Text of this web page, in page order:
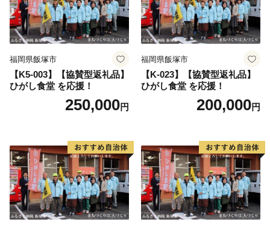
福岡県飯塚市
【K5-003】【協賛型返礼品】
ひがし食堂 を応援！
250,000円
福岡県飯塚市
【K-023】【協賛型返礼品】
ひがし食堂 を応援！
200,000円